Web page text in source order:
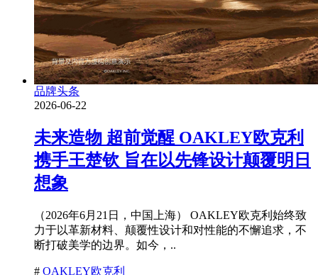
品牌头条
2026-06-22
未来造物 超前觉醒 OAKLEY欧克利
携手王楚钦 旨在以先锋设计颠覆明日
想象
（2026年6月21日，中国上海） OAKLEY欧克利始终致
力于以革新材料、颠覆性设计和对性能的不懈追求，不
断打破美学的边界。如今，..
# OAKLEY欧克利